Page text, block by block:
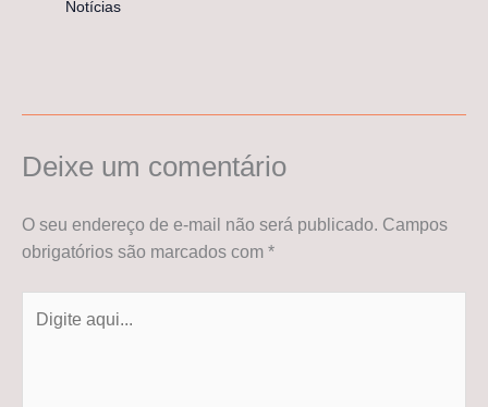
Notícias
Deixe um comentário
O seu endereço de e-mail não será publicado. Campos
obrigatórios são marcados com *
aqui...